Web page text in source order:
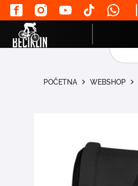
POČETNA WEBSHOP